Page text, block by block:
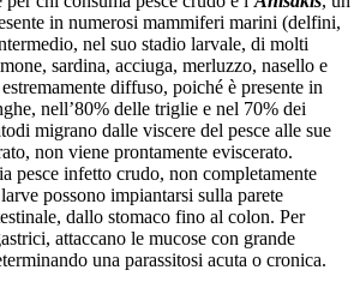
in numerosi mammiferi marini (delfini,
nel suo stadio larvale, di molti
sardina, acciuga, merluzzo, nasello e
diffuso, poiché è presente in
nell’80% delle triglie e nel 70% dei
migrano dalle viscere del pesce alle sue
non viene prontamente eviscerato.
pesce infetto crudo, non completamente
possono impiantarsi sulla parete
dallo stomaco fino al colon. Per
attaccano le mucose con grande
una parassitosi acuta o cronica.